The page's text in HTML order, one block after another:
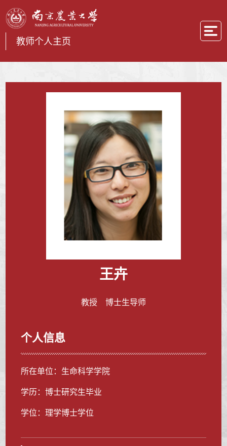
教师个人主页
王卉
教授 博士生导师
个人信息
所在单位：生命科学学院
学历：博士研究生毕业
学位：理学博士学位